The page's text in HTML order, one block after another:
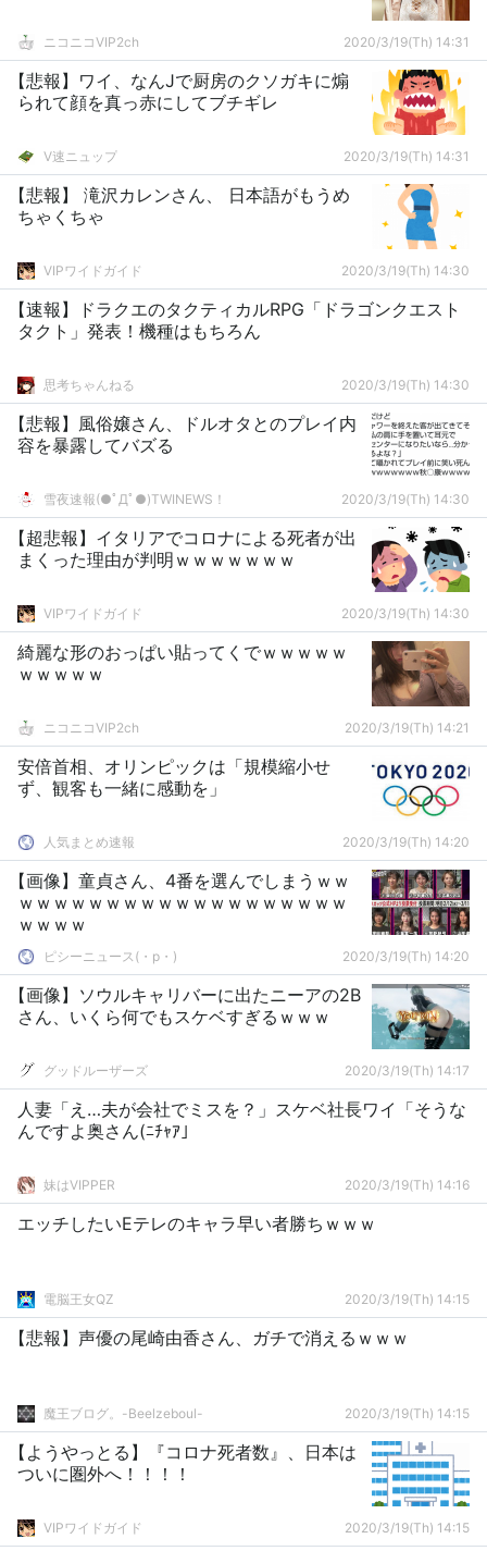
ニコニコVIP2ch 2020/3/19(Th) 14:31
【悲報】ワイ、なんJで厨房のクソガキに煽
られて顔を真っ赤にしてブチギレ
V速ニュップ 2020/3/19(Th) 14:31
【悲報】 滝沢カレンさん、 日本語がもうめ
ちゃくちゃ
VIPワイドガイド 2020/3/19(Th) 14:30
【速報】ドラクエのタクティカルRPG「ドラゴンクエスト
タクト」発表！機種はもちろん
思考ちゃんねる 2020/3/19(Th) 14:30
【悲報】風俗嬢さん、ドルオタとのプレイ内
容を暴露してバズる
雪夜速報(●ﾟДﾟ●)TWINEWS！ 2020/3/19(Th) 14:30
【超悲報】イタリアでコロナによる死者が出
まくった理由が判明ｗｗｗｗｗｗｗ
VIPワイドガイド 2020/3/19(Th) 14:30
綺麗な形のおっぱい貼ってくでｗｗｗｗｗ
ｗｗｗｗｗ
ニコニコVIP2ch 2020/3/19(Th) 14:21
安倍首相、オリンピックは「規模縮小せ
ず、観客も一緒に感動を」
人気まとめ速報 2020/3/19(Th) 14:20
【画像】童貞さん、4番を選んでしまうｗｗ
ｗｗｗｗｗｗｗｗｗｗｗｗｗｗｗｗｗｗｗ
ｗｗｗｗ
ピシーニュース(・p・)ゞ 2020/3/19(Th) 14:20
【画像】ソウルキャリバーに出たニーアの2B
さん、いくら何でもスケベすぎるｗｗｗ
グッドルーザーズ 2020/3/19(Th) 14:17
人妻「え…夫が会社でミスを？」スケベ社長ワイ「そうな
んですよ奥さん(ﾆﾁｬｱ」
妹はVIPPER 2020/3/19(Th) 14:16
エッチしたいEテレのキャラ早い者勝ちｗｗｗ
電脳王女QZ 2020/3/19(Th) 14:15
【悲報】声優の尾崎由香さん、ガチで消えるｗｗｗ
魔王ブログ。-Beelzeboul- 2020/3/19(Th) 14:15
【ようやっとる】『コロナ死者数』、日本は
ついに圏外へ！！！！
VIPワイドガイド 2020/3/19(Th) 14:15